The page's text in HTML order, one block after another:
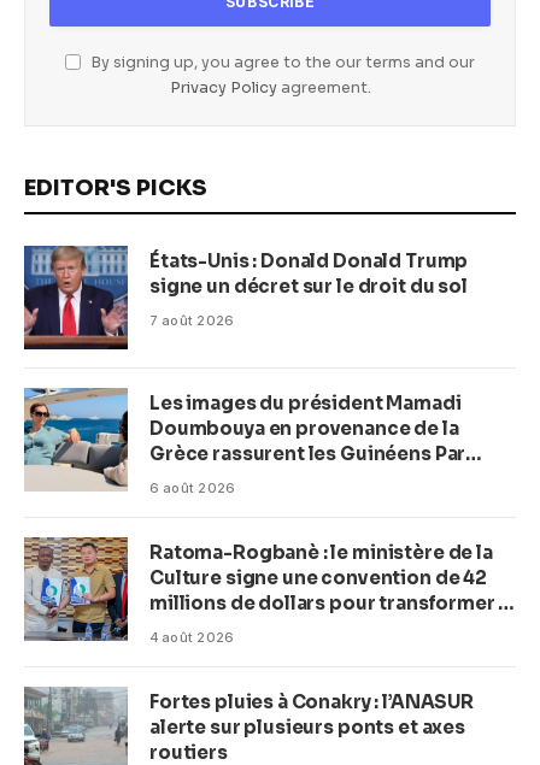
By signing up, you agree to the our terms and our
Privacy Policyagreement.
EDITOR'S PICKS
États-Unis : Donald Donald Trump
signe un décret sur le droit du sol
7 août 2026
Les images du président Mamadi
Doumbouya en provenance de la
Grèce rassurent les Guinéens Par
(Macka Baldé)
6 août 2026
Ratoma-Rogbanè : le ministère de la
Culture signe une convention de 42
millions de dollars pour transformer la
plage en complexe balnéaire
4 août 2026
Fortes pluies à Conakry : l’ANASUR
alerte sur plusieurs ponts et axes
routiers